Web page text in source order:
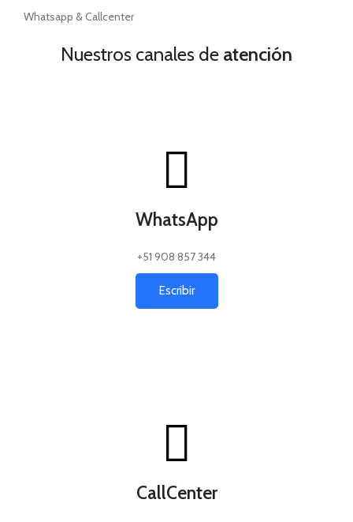
Whatsapp & Callcenter
Nuestros canales de atención
WhatsApp
+51 908 857 344
Escribir
CallCenter